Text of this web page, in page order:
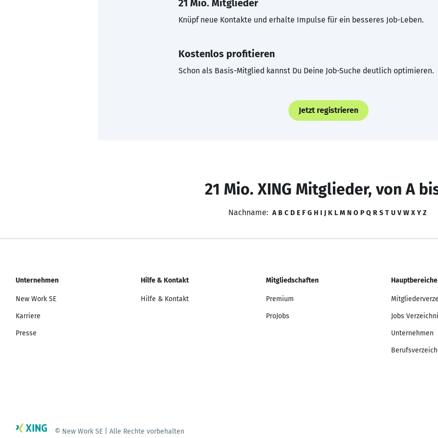
21 Mio. Mitglieder
Knüpf neue Kontakte und erhalte Impulse für ein besseres Job-Leben.
Kostenlos profitieren
Schon als Basis-Mitglied kannst Du Deine Job-Suche deutlich optimieren.
Jetzt registrieren
21 Mio. XING Mitglieder, von A
Nachname: A B C D E F G H I J K L M N O P Q R S T U V W X Y Z
Unternehmen
New Work SE
Karriere
Presse
Hilfe & Kontakt
Hilfe & Kontakt
Mitgliedschaften
Premium
ProJobs
Hauptbereiche
Jobs
Unternehmen
© New Work SE | Alle Rechte vorbehalten